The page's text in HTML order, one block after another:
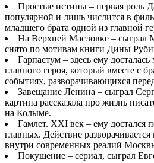
Простые истины – первая роль
популярной и лишь числится в
младшего брата одной из главной
На Верхней Масловке – сыграл
снято по мотивам книги Дины
Гарпастум – здесь ему
главного героя, который вместе с
событиях, разворачивающихся
Завещание Ленина – сыграл
картина рассказала про жизнь
на Колыме.
Гамлет. XXI век – ему достался
главных. Действие
внутри современных реалий
Покушение – сериал, сыграл